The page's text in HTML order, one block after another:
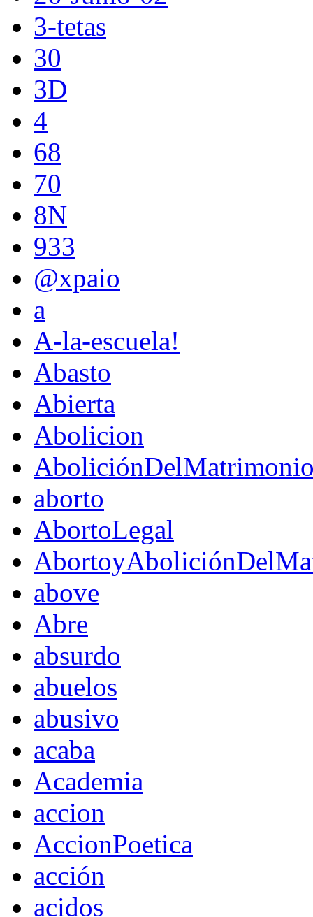
3-tetas
30
3D
4
68
70
8N
933
@xpaio
a
A-la-escuela!
Abasto
Abierta
Abolicion
aborto
AbortoLegal
above
Abre
absurdo
abuelos
abusivo
acaba
Academia
accion
AccionPoetica
acción
acidos